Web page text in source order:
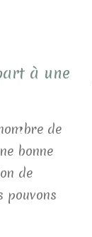
à une
de
bonne
de
pouvons